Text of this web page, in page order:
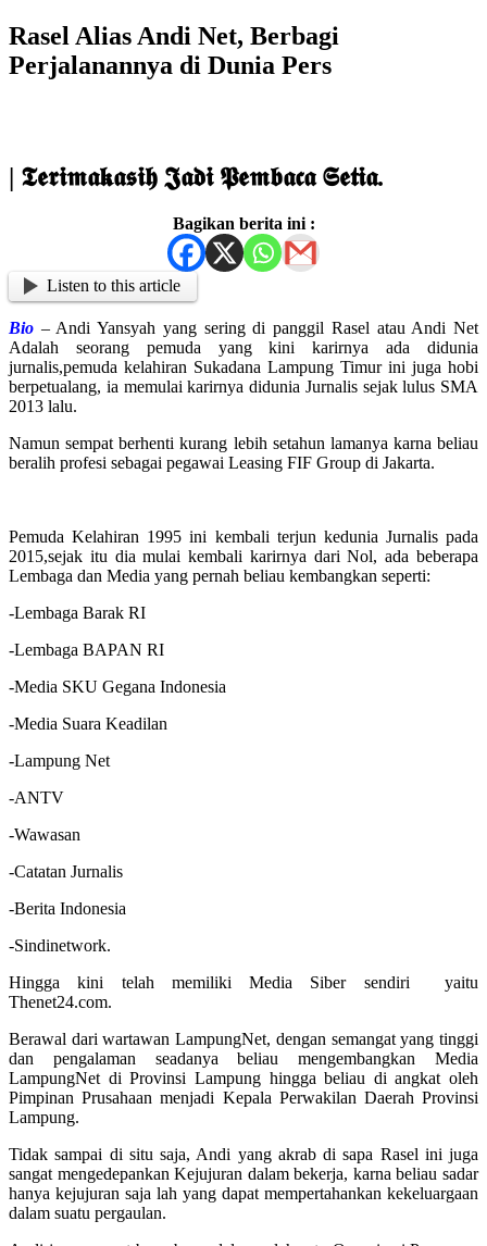
Rasel Alias Andi Net, Berbagi
Perjalanannya di Dunia Pers
| 𝕿𝖊𝖗𝖎𝖒𝖆𝖐𝖆𝖘𝖎𝖍 𝕵𝖆𝖉𝖎 𝕻𝖊𝖒𝖇𝖆𝖈𝖆 𝕾𝖊𝖙𝖎𝖆.
Bagikan berita ini :
Listen to this article
Bio – Andi Yansyah yang sering di panggil Rasel atau Andi Net
Adalah seorang pemuda yang kini karirnya ada didunia
jurnalis,pemuda kelahiran Sukadana Lampung Timur ini juga hobi
berpetualang, ia memulai karirnya didunia Jurnalis sejak lulus SMA
2013 lalu.
Namun sempat berhenti kurang lebih setahun lamanya karna beliau
beralih profesi sebagai pegawai Leasing FIF Group di Jakarta.
Pemuda Kelahiran 1995 ini kembali terjun kedunia Jurnalis pada
2015,sejak itu dia mulai kembali karirnya dari Nol, ada beberapa
Lembaga dan Media yang pernah beliau kembangkan seperti:
-Lembaga Barak RI
-Lembaga BAPAN RI
-Media SKU Gegana Indonesia
-Media Suara Keadilan
-Lampung Net
-ANTV
-Wawasan
-Catatan Jurnalis
-Berita Indonesia
-Sindinetwork.
Hingga kini telah memiliki Media Siber sendiri yaitu
Thenet24.com.
Berawal dari wartawan LampungNet, dengan semangat yang tinggi
dan pengalaman seadanya beliau mengembangkan Media
LampungNet di Provinsi Lampung hingga beliau di angkat oleh
Pimpinan Prusahaan menjadi Kepala Perwakilan Daerah Provinsi
Lampung.
Tidak sampai di situ saja, Andi yang akrab di sapa Rasel ini juga
sangat mengedepankan Kejujuran dalam bekerja, karna beliau sadar
hanya kejujuran saja lah yang dapat mempertahankan kekeluargaan
dalam suatu pergaulan.